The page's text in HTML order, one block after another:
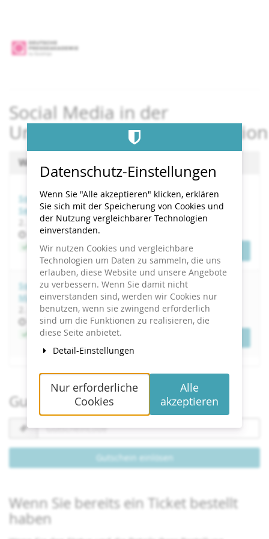
springen
Social Media in der
Unternehmenskommunikation
Wählen Sie einen Termin aus
Social Media in der Unternehmenskommunikation |
September-Start 2026
2. September –bis
20. Oktober 2026
Uhrzeit
17:00
Jetzt buchen Tickets
Social Media in der Unternehmenskommunikation |
März-Start 2027
2. März –bis
20. April 2027
Uhrzeit
17:00
Jetzt buchen
Gutschein einlösen
Gutscheincode
erforderlich
Gutschein einlösen
Wenn Sie bereits ein Ticket bestellt
haben
Datenschutz-Einstellungen
Wenn Sie "Alle akzeptieren" klicken, erklären
Sie sich mit der Speicherung von Cookies und
der Nutzung vergleichbarer Technologien
einverstanden.
Wir nutzen Cookies und vergleichbare
Technologien um Daten zu sammeln, die uns
erlauben, diese Website und unsere Angebote
zu verbessern. Wenn Sie damit nicht
einverstanden sind, werden wir Cookies nur
benutzen, wenn sie zwingend erforderlich
sind um die Funktionen zu realisieren, die
diese Seite anbietet.
Detail-Einstellungen
Nur erforderliche
Cookies
Alle
akzeptieren